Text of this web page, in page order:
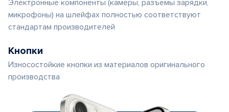
Электронные компоненты (камеры, разъемы зарядки,
микрофоны) на шлейфах полностью соответствуют
стандартам производителей
Кнопки
Износостойкие кнопки из материалов оригинального
производства